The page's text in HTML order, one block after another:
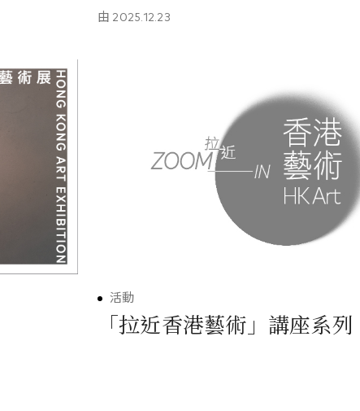
由 2025.12.23
活動
「拉近香港藝術」講座系列